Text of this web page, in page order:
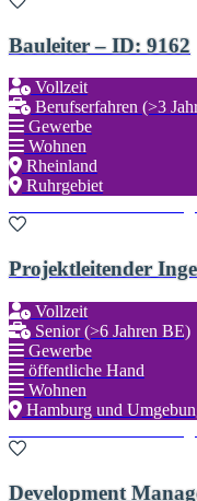
Bauleiter – ID: 9162
Vollzeit
Berufserfahren (>3
Gewerbe
Wohnen
Rheinland
Ruhrgebiet
Projektleitender
Vollzeit
Senior (>6 Jahren BE)
Gewerbe
öffentliche Hand
Wohnen
Hamburg und
Development